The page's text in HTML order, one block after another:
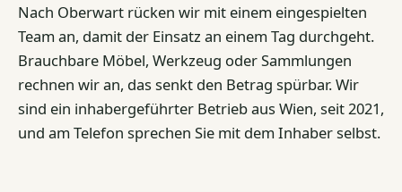
Nach Oberwart rücken wir mit einem eingespielten
Team an, damit der Einsatz an einem Tag durchgeht.
Brauchbare Möbel, Werkzeug oder Sammlungen
rechnen wir an, das senkt den Betrag spürbar. Wir
sind ein inhabergeführter Betrieb aus Wien, seit 2021,
und am Telefon sprechen Sie mit dem Inhaber selbst.